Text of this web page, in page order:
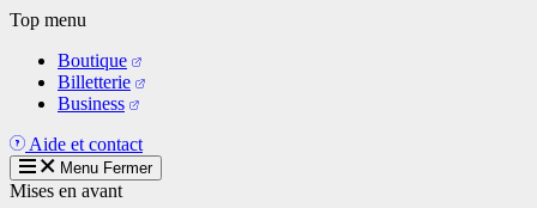
Aller
contenu
principal
Top menu
Boutique
Billetterie
Business
Aide et contact
Menu Fermer
Mises en avant